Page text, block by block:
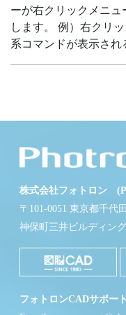
ーが右クリックメニ
します。 例）右クリ
系コマンドが表示さ
株式会社フォトロン
〒101-0051 東京都千代
神保町三井ビルディン
フォトロンCADサポー